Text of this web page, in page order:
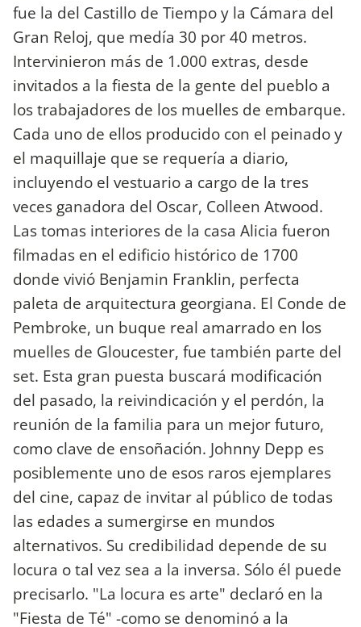
fue la del Castillo de Tiempo y la Cámara del
Gran Reloj, que medía 30 por 40 metros.
Intervinieron más de 1.000 extras, desde
invitados a la fiesta de la gente del pueblo a
los trabajadores de los muelles de embarque.
Cada uno de ellos producido con el peinado y
el maquillaje que se requería a diario,
incluyendo el vestuario a cargo de la tres
veces ganadora del Oscar, Colleen Atwood.
Las tomas interiores de la casa Alicia fueron
filmadas en el edificio histórico de 1700
donde vivió Benjamin Franklin, perfecta
paleta de arquitectura georgiana. El Conde de
Pembroke, un buque real amarrado en los
muelles de Gloucester, fue también parte del
set. Esta gran puesta buscará modificación
del pasado, la reivindicación y el perdón, la
reunión de la familia para un mejor futuro,
como clave de ensoñación. Johnny Depp es
posiblemente uno de esos raros ejemplares
del cine, capaz de invitar al público de todas
las edades a sumergirse en mundos
alternativos. Su credibilidad depende de su
locura o tal vez sea a la inversa. Sólo él puede
precisarlo. "La locura es arte" declaró en la
"Fiesta de Té" -como se denominó a la